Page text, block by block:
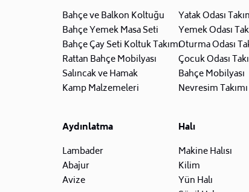
Bahçe ve Balkon Koltuğu
Bahçe Yemek Masa Seti
Bahçe Çay Seti Koltuk Takımı
Rattan Bahçe Mobilyası
Salıncak ve Hamak
Kamp Malzemeleri
Yatak Odası
Yemek Odası
Oturma Odası
Çocuk Odası
Bahçe Mobilyası
Nevresim Takımı
Aydınlatma
Lambader
Abajur
Avize
Halı
Makine Halısı
Kilim
Yün Halı